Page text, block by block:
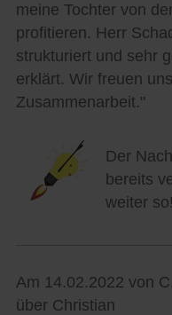
meine Tochter von
profitieren. Herr
strukturiert und sehr
erklärt. Wir freuen
Zusammenarbeit."
Der
bereits
weiter so!
Am 14.02.2022 von
über Christian